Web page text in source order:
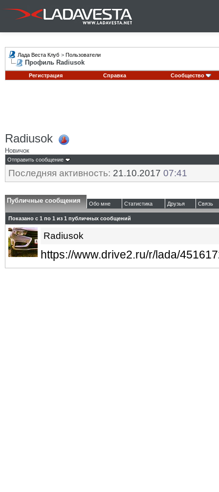
Лада Веста Клуб > Пользователи
Профиль Radiusok
Регистрация Справка Сообщество
Radiusok
Новичок
Отправить сообщение
Последняя активность: 21.10.2017 07:41
Публичные сообщения Обо мне Статистика Друзья Связь
Показано с 1 по 1 из 1 публичных сообщений
Radiusok
https://www.drive2.ru/r/lada/